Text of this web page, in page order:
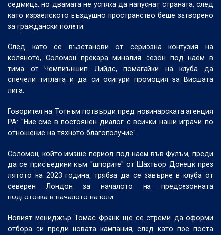
седмица, но двамата не успяха да напуснат страната, след
като израелското въздушно пространство беше затворено
за граждански полети.
След като се възстанови от сериозна контузия на
коляното, Соломон прекара миналия сезон под наем в
тима от Чемпиъншип Лийдс, помагайки на клуба да
спечели титлата и да си осигури промоция за Висшата
лига.
Говорител на Тотнъм потвърди пред новинарската агенция
PA: "Ние сме в постоянен диалог с всички наши играчи по
отношение на тяхното благополучие".
Соломон, който имаше период под наем във Фулъм, преди
да се присъедини към "шпорите" от Шахтьор Донецк през
лятото на 2023 година, трябва да се завърне в клуба от
северен Лондон за началото на предсезонната
подготовка в началото на юли.
Новият мениджър Томас Франк ще се стреми да оформи
отбора си преди новата кампания, след като пое поста